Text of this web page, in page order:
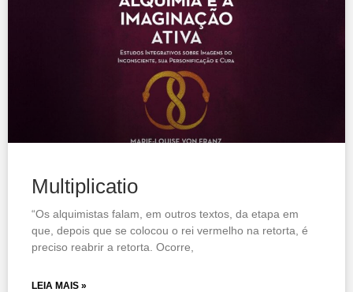
Multiplicatio
“Os alquimistas falam, em outros textos, da etapa em
que, depois que se colocou o rei vermelho na retorta, é
preciso reabrir a retorta. Ocorre,
LEIA MAIS »